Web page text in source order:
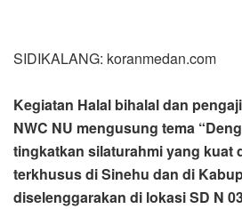
SIDIKALANG: koranmedan.com
Kegiatan Halal bihalal dan
NWC NU mengusung tema
tingkatkan silaturahmi yang kuat
terkhusus di Sinehu dan di
diselenggarakan di lokasi SD N